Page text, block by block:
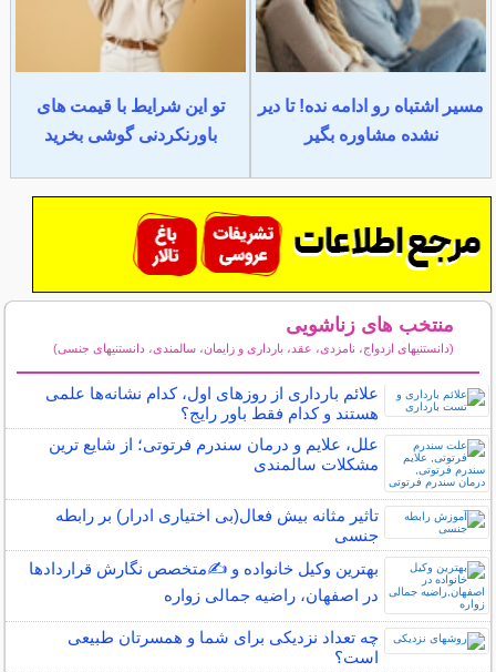
مسیر اشتباه رو ادامه نده! تا دیر
نشده مشاوره بگیر
تو این شرایط با قیمت های
باورنکردنی گوشی بخرید
منتخب های زناشویی
(دانستنیهای ازدواج، نامزدی، عقد، بارداری و زایمان، سالمندی، دانستنیهای جنسی)
علائم بارداری از روزهای اول، کدام نشانه‌ها علمی
هستند و کدام فقط باور رایج؟
علل، علایم و درمان سندرم فرتوتی؛ از شایع ترین
مشکلات سالمندی
تاثیر مثانه بیش فعال(بی اختیاری ادرار) بر رابطه
جنسی
بهترین وکیل خانواده و ✍️متخصص نگارش قراردادها
در اصفهان، راضیه جمالی زواره
چه تعداد نزدیکی برای شما و همسرتان طبیعی
است؟